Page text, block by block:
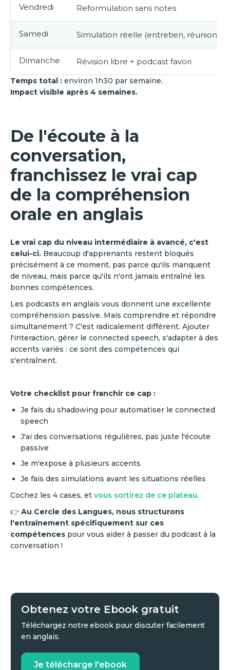
Vendredi Reformulation sans notes
Samedi Simulation réelle (entretien, réunion)
Dimanche Révision libre + podcast favori
Temps total : environ 1h30 par semaine.
Impact visible après 4 semaines.
De l'écoute à la
conversation,
franchissez le vrai cap
de la compréhension
orale en anglais
Le vrai cap du niveau intermédiaire à avancé, c'est
celui-ci. Beaucoup d'apprenants restent bloqués
précisément à ce moment, pas parce qu'ils manquent
de niveau, mais parce qu'ils n'ont jamais entraîné les
bonnes compétences.
Les podcasts en anglais vous donnent une excellente
compréhension passive. Mais comprendre et répondre
simultanément ? C'est radicalement différent. Ajouter
l'interaction, gérer le connected speech, s'adapter à des
accents variés : ce sont des compétences qui
s'entraînent.
Votre checklist pour franchir ce cap :
Je fais du shadowing pour automatiser le connected
speech
J'ai des conversations régulières, pas juste l'écoute
passive
Je m'expose à plusieurs accents
Je fais des simulations avant les situations réelles
Cochez les 4 cases, et vous sortirez de ce plateau.
👉 Au Cercle des Langues, nous structurons
l'entraînement spécifiquement sur ces
compétences pour vous aider à passer du podcast à la
conversation !
Obtenez votre Ebook gratuit
Téléchargez notre ebook pour discuter facilement
en anglais.
Je télécharge l'ebook